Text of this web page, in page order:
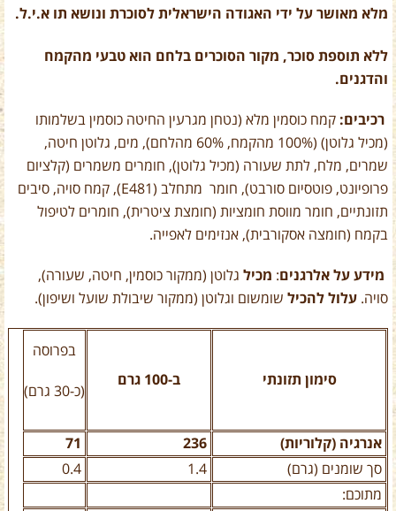
מלא מאושר על ידי האגודה הישראלית לסוכרת ונושא תו א.י.ל.
ללא תוספת סוכר, מקור הסוכרים בלחם הוא טבעי מהקמח
והדגנים.
רכיבים: קמח כוסמין מלא (נטחן מגרעין החיטה כוסמין בשלמותו
(מכיל גלוטן) (100% מהקמח, 60% מהלחם), מים, גלוטן חיטה,
שמרים, מלח, לתת שעורה (מכיל גלוטן), חומרים משמרים (קלציום
פרופיונט, פוטסיום סורבט), חומר מתחלב (E481), קמח סויה, סיבים
תזונתיים, חומר מווסת חומציות (חומצת ציטרית), חומרים לטיפול
בקמח (חומצה אסקורבית), אנזימים לאפייה.
מידע על אלרגנים: מכילגלוטן (ממקור כוסמין, חיטה, שעורה),
סויה. עלול להכילשומשום וגלוטן (ממקור שיבולת שועל ושיפון).
סימון תזונתי ב-100 גרם
בפרוסה
(כ-30 גרם)
אנרגיה (קלוריות) 236
71
סך שומנים (גרם)
1.4
0.4
מתוכם: